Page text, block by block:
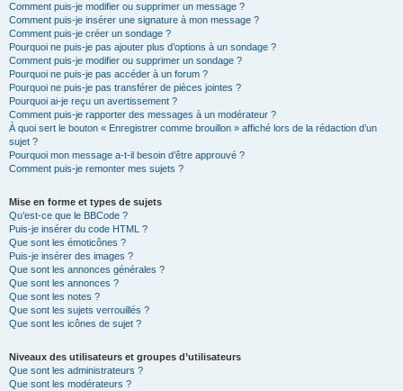
Comment puis-je modifier ou supprimer un message ?
Comment puis-je insérer une signature à mon message ?
Comment puis-je créer un sondage ?
Pourquoi ne puis-je pas ajouter plus d’options à un sondage ?
Comment puis-je modifier ou supprimer un sondage ?
Pourquoi ne puis-je pas accéder à un forum ?
Pourquoi ne puis-je pas transférer de pièces jointes ?
Pourquoi ai-je reçu un avertissement ?
Comment puis-je rapporter des messages à un modérateur ?
À quoi sert le bouton « Enregistrer comme brouillon » affiché lors de la rédaction d’un
sujet ?
Pourquoi mon message a-t-il besoin d’être approuvé ?
Comment puis-je remonter mes sujets ?
Mise en forme et types de sujets
Qu’est-ce que le BBCode ?
Puis-je insérer du code HTML ?
Que sont les émoticônes ?
Puis-je insérer des images ?
Que sont les annonces générales ?
Que sont les annonces ?
Que sont les notes ?
Que sont les sujets verrouillés ?
Que sont les icônes de sujet ?
Niveaux des utilisateurs et groupes d’utilisateurs
Que sont les administrateurs ?
Que sont les modérateurs ?